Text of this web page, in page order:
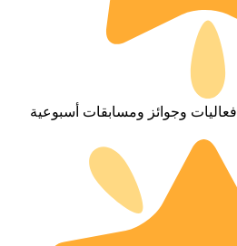
فعاليات وجوائز ومسابقات أسبوعية